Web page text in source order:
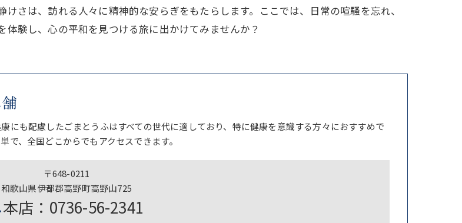
さは、訪れる人々に精神的な安らぎをもたらします。ここでは、日常の喧騒を忘れ、
験し、心の平和を見つける旅に出かけてみませんか？
にも配慮したごまとうふはすべての世代に適しており、特に健康を意識する方々におすすめで
で、全国どこからでもアクセスできます。
〒648-0211
和歌山県伊都郡高野町高野山725
本店：0736-56-2341